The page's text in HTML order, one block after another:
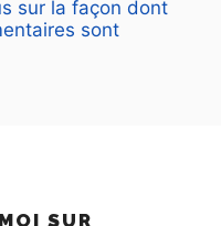
sur la façon dont
sont
SUR